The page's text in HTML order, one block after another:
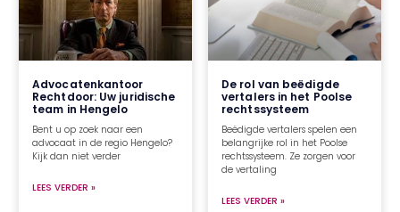
Advocatenkantoor
Rechtdoor: Uw juridische
team in Hengelo
Bent u op zoek naar een
advocaat in de regio Hengelo?
Kijk dan niet verder
LEES VERDER »
De rol van beëdigde
vertalers in het Poolse
rechtssysteem
Beëdigde vertalers spelen een
belangrijke rol in het Poolse
rechtssysteem. Ze zorgen voor
de vertaling
LEES VERDER »